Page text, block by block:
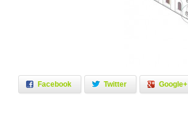
Facebook Twitter Google+